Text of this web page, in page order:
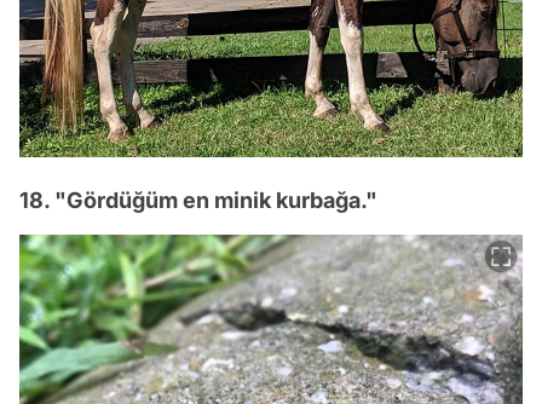
18. "Gördüğüm en minik kurbağa."